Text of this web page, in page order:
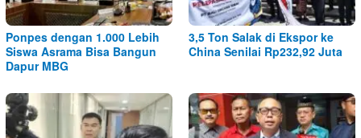
Ponpes dengan 1.000 Lebih
Siswa Asrama Bisa Bangun
Dapur MBG
3,5 Ton Salak di Ekspor ke
China Senilai Rp232,92 Juta